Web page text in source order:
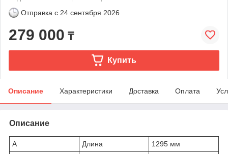
Отправка с 24 сентября 2026
279 000 ₸
Купить
Описание Характеристики Доставка Оплата
Описание
A Длина
1295 мм